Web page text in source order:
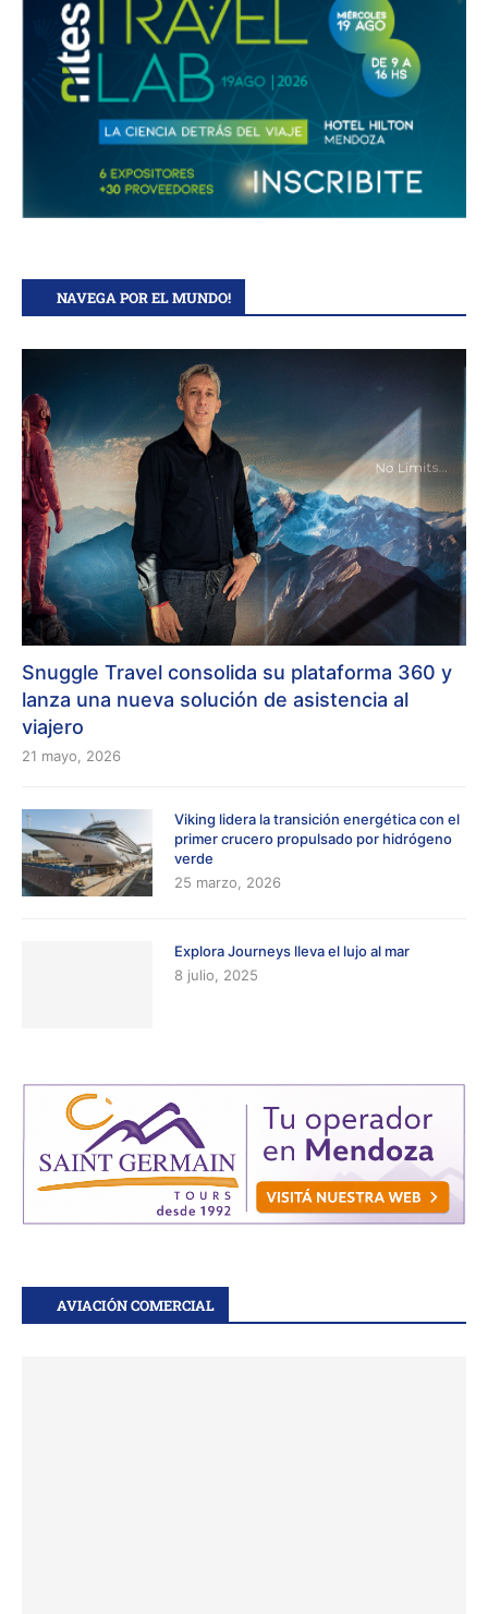
NAVEGA POR EL MUNDO!
Snuggle Travel consolida su plataforma 360 y
lanza una nueva solución de asistencia al
viajero
21 mayo, 2026
Viking lidera la transición energética con el
primer crucero propulsado por hidrógeno
verde
25 marzo, 2026
Explora Journeys lleva el lujo al mar
8 julio, 2025
AVIACIÓN COMERCIAL